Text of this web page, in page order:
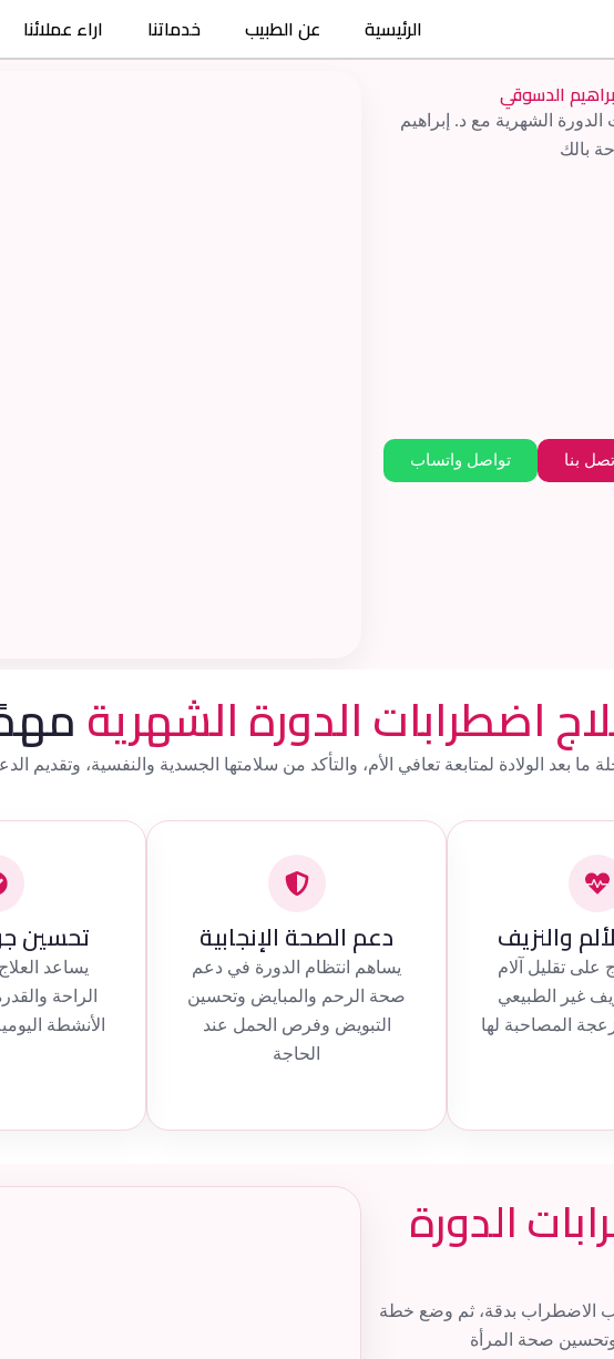
الرئيسية عن الطبيب خدماتنا اراء عملائنا
الدسوقي
الشهرية مع د. إبراهيم
بالك
تواصل واتساب بنا
اضطرابات الدورة الشهرية
ما بعد الولادة لمتابعة تعافي الأم، والتأكد من سلامتها الجسدية والنفسية، وتقديم
والنزيف
على تقليل آلام
غير الطبيعي
المصاحبة لها
دعم الصحة الإنجابية
يساهم انتظام الدورة في دعم
صحة الرحم والمبايض وتحسين
التبويض وفرص الحمل عند
الحاجة
تحسين
يساعد
الراحة
الأنشطة
الدورة
الاضطراب بدقة، ثم وضع خطة
صحة المرأة